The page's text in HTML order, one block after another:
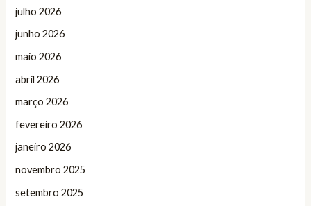
julho 2026
junho 2026
maio 2026
abril 2026
março 2026
fevereiro 2026
janeiro 2026
novembro 2025
setembro 2025